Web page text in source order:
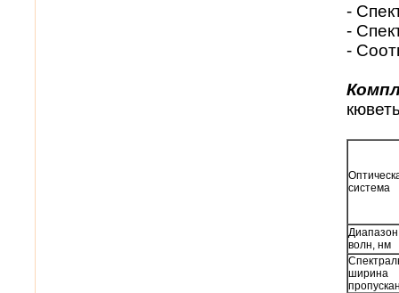
-
-
-
система
волн, нм
ширина